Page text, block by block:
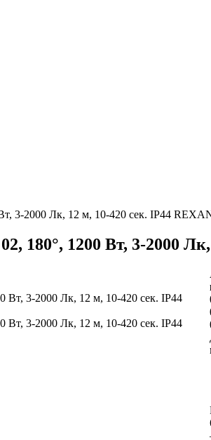
3-2000 Лк, 12 м, 10-420 сек. IP44
180°, 1200 Вт, 3-2000